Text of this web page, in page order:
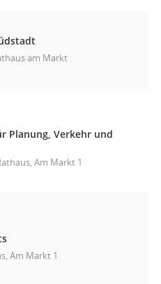
am Markt
Planung, Verkehr und
Am Markt 1
Am Markt 1